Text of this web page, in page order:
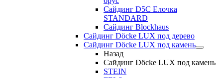
Сайдинг D5С Елочка
STANDARD
Сайдинг Blockhaus
Сайдинг Döcke LUX под дерево
Сайдинг Döcke LUX под камень
Назад
Сайдинг Döcke LUX под камень
STEIN